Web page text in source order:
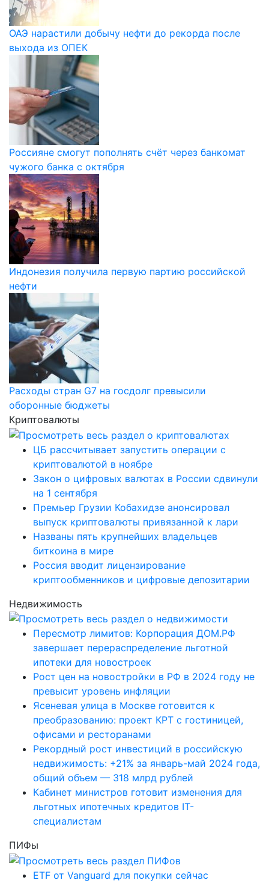
ОАЭ нарастили добычу нефти до рекорда после
выхода из ОПЕК
Россияне смогут пополнять счёт через банкомат
чужого банка с октября
Индонезия получила первую партию российской
нефти
Расходы стран G7 на госдолг превысили
оборонные бюджеты
Криптовалюты
ЦБ рассчитывает запустить операции с
криптовалютой в ноябре
Закон о цифровых валютах в России сдвинули
на 1 сентября
Премьер Грузии Кобахидзе анонсировал
выпуск криптовалюты привязанной к лари
Названы пять крупнейших владельцев
биткоина в мире
Россия вводит лицензирование
криптообменников и цифровые депозитарии
Недвижимость
Пересмотр лимитов: Корпорация ДОМ.РФ
завершает перераспределение льготной
ипотеки для новостроек
Рост цен на новостройки в РФ в 2024 году не
превысит уровень инфляции
Ясеневая улица в Москве готовится к
преобразованию: проект КРТ с гостиницей,
офисами и ресторанами
Рекордный рост инвестиций в российскую
недвижимость: +21% за январь-май 2024 года,
общий объем — 318 млрд рублей
Кабинет министров готовит изменения для
льготных ипотечных кредитов IT-
специалистам
ПИФы
ETF от Vanguard для покупки сейчас